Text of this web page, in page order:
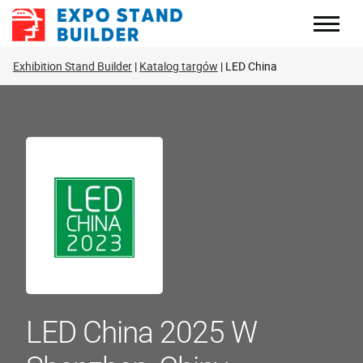
Skip
Exhibition Stand Builder Katalog targów LED China
LED China 2025 W